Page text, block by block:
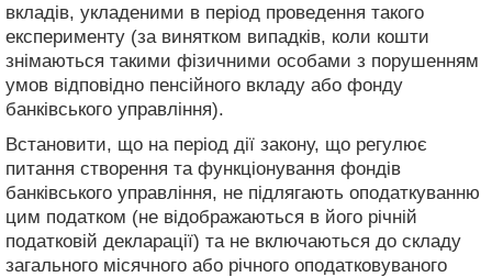
вкладів, укладеними в період проведення такого
експерименту (за винятком випадків, коли кошти
знімаються такими фізичними особами з порушенням
умов відповідно пенсійного вкладу або фонду
банківського управління).
Встановити, що на період дії закону, що регулює
питання створення та функціонування фондів
банківського управління, не підлягають оподаткуванню
цим податком (не відображаються в його річній
податковій декларації) та не включаються до складу
загального місячного або річного оподатковуваного